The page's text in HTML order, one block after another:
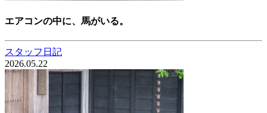
エアコンの中に、馬がいる。
スタッフ日記
2026.05.22